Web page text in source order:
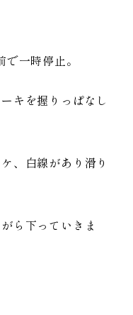
一時停止。
キを握りっぱなし
、白線があり滑り
ら下っていきま